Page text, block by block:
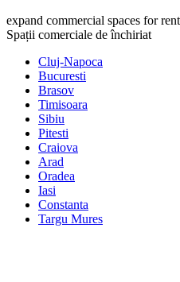
expand commercial spaces for
Spații comerciale de închiriat
Cluj-Napoca
Bucuresti
Brasov
Timisoara
Sibiu
Pitesti
Craiova
Arad
Oradea
Iasi
Constanta
Targu Mures